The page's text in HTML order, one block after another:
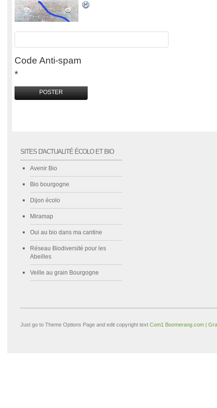
Code Anti-spam
*
SITES D'ACTUALITÉ ÉCOLO ET BIO
Avenir Bio
Bio bourgogne
Dijon écolo
Miramap
Oui au bio dans ma cantine
Réseau Biodiversité pour les
Abeilles
Veille au grain Bourgogne
Just go to Theme Options Page and edit copyright text Com1 Boomerang.com |